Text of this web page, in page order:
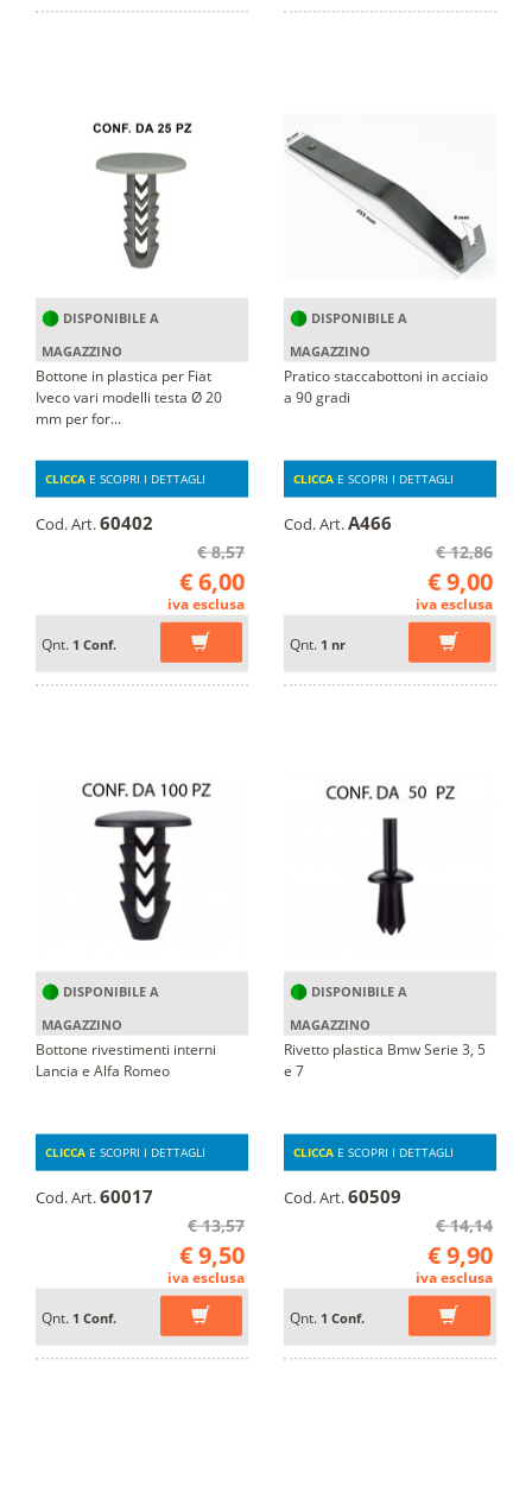
DISPONIBILE A
MAGAZZINO
Bottone in plastica per Fiat
Iveco vari modelli testa Ø 20
mm per for...
CLICCA E SCOPRI I DETTAGLI
Cod. Art.60402
€ 8,57
€ 6,00
iva esclusa
Qnt. 1 Conf.
DISPONIBILE A
MAGAZZINO
Pratico staccabottoni in acciaio
a 90 gradi
CLICCA E SCOPRI I DETTAGLI
Cod. Art.A466
€ 12,86
€ 9,00
iva esclusa
Qnt. 1 nr
DISPONIBILE A
MAGAZZINO
Bottone rivestimenti interni
Lancia e Alfa Romeo
CLICCA E SCOPRI I DETTAGLI
Cod. Art.60017
€ 13,57
€ 9,50
iva esclusa
Qnt. 1 Conf.
DISPONIBILE A
MAGAZZINO
Rivetto plastica Bmw Serie 3, 5
e 7
CLICCA E SCOPRI I DETTAGLI
Cod. Art.60509
€ 14,14
€ 9,90
iva esclusa
Qnt. 1 Conf.